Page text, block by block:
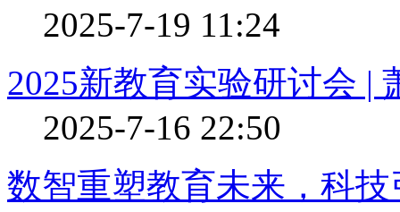
2025-7-19 11:24
2025新教育实验研讨会 |
2025-7-16 22:50
数智重塑教育未来，科